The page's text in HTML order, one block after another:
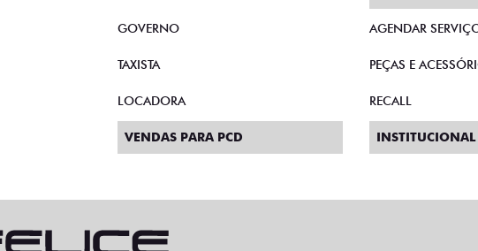
GOVERNO
TAXISTA
LOCADORA
VENDAS PARA PCD
AGENDAR
PEÇAS E
RECALL
INSTITUCIONAL